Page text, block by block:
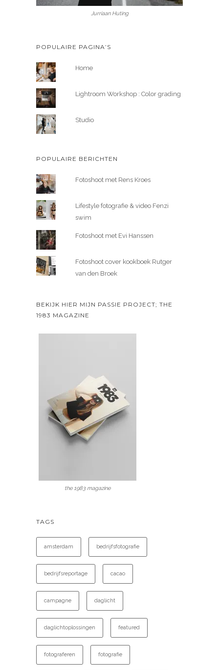
Jurriaan Huting
POPULAIRE PAGINA’S
Home
Lightroom Workshop : Color grading
Studio
POPULAIRE BERICHTEN
Fotoshoot met Rens Kroes
Lifestyle fotografie & video Fenzi
swim
Fotoshoot met Evi Hanssen
Fotoshoot cover kookboek Rutger
van den Broek
BEKIJK HIER MIJN PASSIE PROJECT; THE
1983 MAGAZINE
the 1983 magazine
TAGS
amsterdam bedrijfsfotografie
bedrijfsreportage cacao
campagne daglicht
daglichtoplossingen featured
fotograferen fotografie